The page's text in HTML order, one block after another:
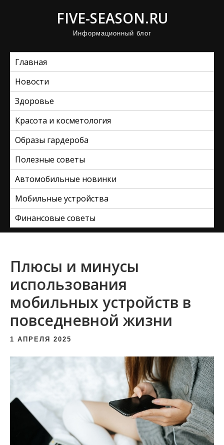
и
FIVE-SEASON.RU
Информационный блог
Главная
Новости
Здоровье
Красота и косметология
Образы гардероба
Полезные советы
Автомобильные новинки
Мобильные устройства
Финансовые советы
Плюсы и минусы
использования
мобильных устройств в
повседневной жизни
1 АПРЕЛЯ 2025